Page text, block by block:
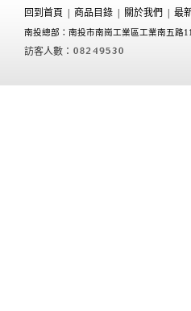
回到首頁 商品目錄 關於我們 最
南投總部：南投市南崗工業區工業南五路
訪客人數：